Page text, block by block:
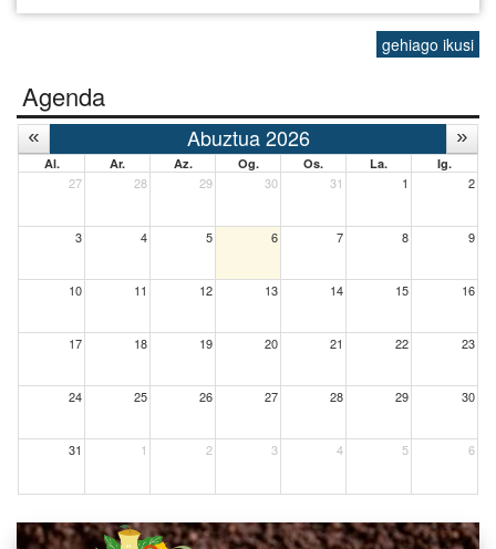
gehiago ikusi
Agenda
Abuztua 2026
Al. Ar. Az. Og. Os. La. Ig.
27 28 29 30 31 1 2
3 4 5 6 7 8 9
10 11 12 13 14 15 16
17 18 19 20 21 22 23
24 25 26 27 28 29 30
31 1 2 3 4 5 6